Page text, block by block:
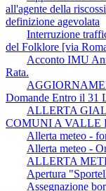
all'agente della
definizione agevolata
Interruzione
del Folklore [via
Acconto IMU
Rata.
Domande Entro il 31
ALLERTA
COMUNI A VALLE
Allerta meteo -
Allerta meteo -
ALLERTA
Apertura
Assegnazione